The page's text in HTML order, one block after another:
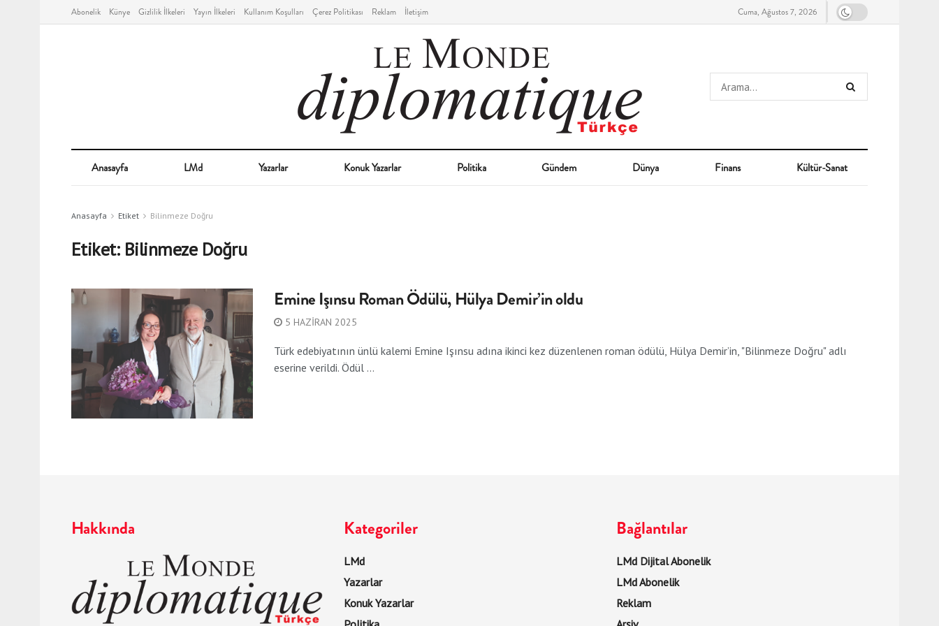
Abonelik Künye Gizlilik İlkeleri Yayın İlkeleri Kullanım Koşulları Çerez Politikası Reklam İletişim Cuma, Ağustos 7, 2026
Anasayfa LMd Yazarlar Konuk Yazarlar Politika Gündem Dünya Finans Kültür-Sanat
Anasayfa Etiket Bilinmeze Doğru
Etiket: Bilinmeze Doğru
Emine Işınsu Roman Ödülü, Hülya Demir’in oldu
5 HAZIRAN 2025
Türk edebiyatının ünlü kalemi Emine Işınsu adına ikinci kez düzenlenen roman ödülü, Hülya Demir’in, "Bilinmeze Doğru" adlı
eserine verildi. Ödül ...
Hakkında Kategoriler
LMd
Yazarlar
Konuk Yazarlar
Bağlantılar
LMd Dijital Abonelik
LMd Abonelik
Reklam